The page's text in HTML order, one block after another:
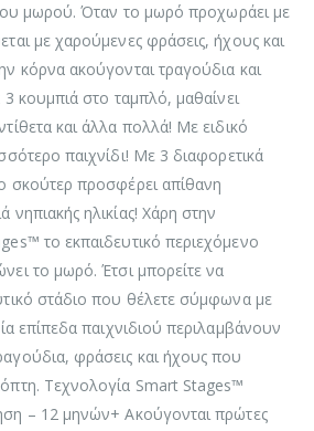
του μωρού. Όταν το μωρό προχωράει με
με χαρούμενες φράσεις, ήχους και
κόρνα ακούγονται τραγούδια και
3 κουμπιά στο ταμπλό, μαθαίνει
και άλλα πολλά! Με ειδικό
παιχνίδι! Με 3 διαφορετικά
σκούτερ προσφέρει απίθανη
νηπιακής ηλικίας! Χάρη στην
το εκπαιδευτικό περιεχόμενο
το μωρό. Έτσι μπορείτε να
στάδιο που θέλετε σύμφωνα με
επίπεδα παιχνιδιού περιλαμβάνουν
φράσεις και ήχους που
Τεχνολογία Smart Stages™
– 12 μηνών+ Ακούγονται πρώτες